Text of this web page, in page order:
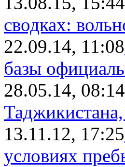
сводках:
22.09.14, 11:08
базы
28.05.14, 08:14
13.11.12, 17:25
условиях